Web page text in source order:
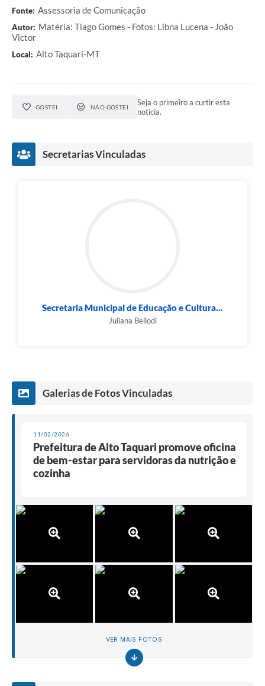
Fonte: Assessoria de Comunicação
Autor: Matéria: Tiago Gomes - Fotos: Libna Lucena - João
Victor
Local: Alto Taquari-MT
GOSTEI NÃO GOSTEI
Seja o primeiro a curtir esta
notícia.
Secretarias Vinculadas
Secretaria Municipal de Educação e Cultura...
Juliana Bellodi
Galerias de Fotos Vinculadas
11/02/2026
Prefeitura de Alto Taquari promove oficina
de bem-estar para servidoras da nutrição e
cozinha
VER MAIS FOTOS